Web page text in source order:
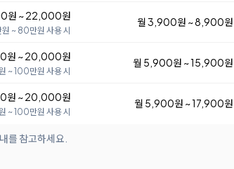
원 ~ 22,000원
~ 80만원 사용 시
월 3,900원 ~ 8,900원
원 ~ 20,000원
~ 100만원 사용 시
월 5,900원 ~ 15,900원
원 ~ 20,000원
~ 100만원 사용 시
월 5,900원 ~ 17,900원
를 참고하세요.